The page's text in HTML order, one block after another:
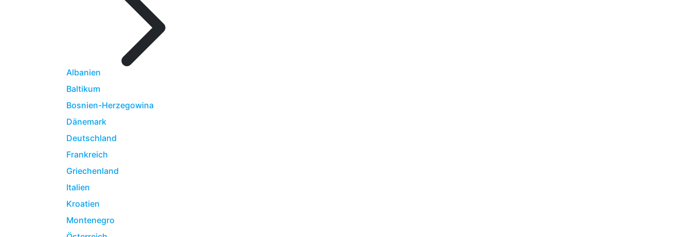
Albanien
Baltikum
Bosnien-Herzegowina
Dänemark
Deutschland
Frankreich
Griechenland
Italien
Kroatien
Montenegro